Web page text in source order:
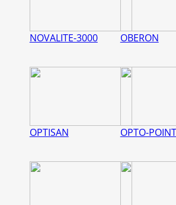
NOVALITE-3000 OBERON
OPTISAN OPTO-POINT